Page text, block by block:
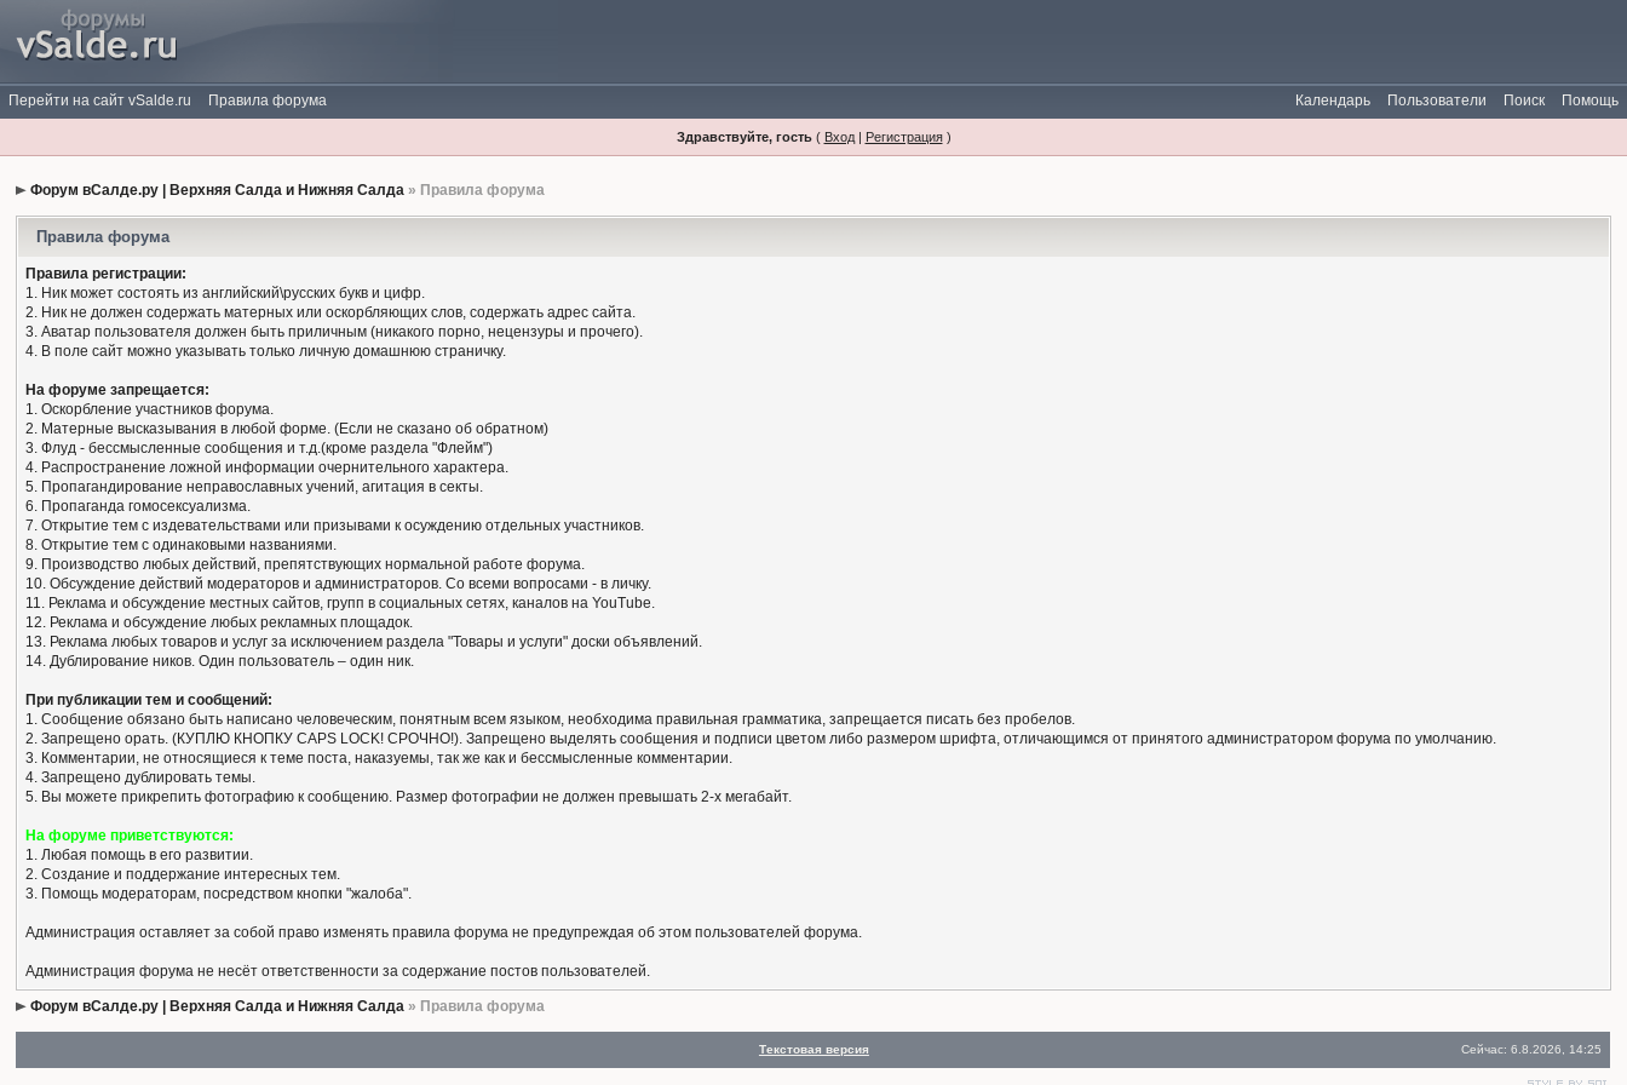
Перейти на сайт vSalde.ru Правила форума Помощь
Поиск
Пользователи
Календарь
Здравствуйте, гость( Вход| Регистрация)
Форум вСалде.ру | Верхняя Салда и Нижняя Салда » Правила форума
Правила форума
Правила регистрации:
1. Ник может состоять из английский\русских букв и цифр.
2. Ник не должен содержать матерных или оскорбляющих слов, содержать адрес сайта.
3. Аватар пользователя должен быть приличным (никакого порно, нецензуры и прочего).
4. В поле сайт можно указывать только личную домашнюю страничку.
На форуме запрещается:
1. Оскорбление участников форума.
2. Матерные высказывания в любой форме. (Если не сказано об обратном)
3. Флуд - бессмысленные сообщения и т.д.(кроме раздела "Флейм")
4. Распространение ложной информации очернительного характера.
5. Пропагандирование неправославных учений, агитация в секты.
6. Пропаганда гомосексуализма.
7. Открытие тем с издевательствами или призывами к осуждению отдельных участников.
8. Открытие тем с одинаковыми названиями.
9. Производство любых действий, препятствующих нормальной работе форума.
10. Обсуждение действий модераторов и администраторов. Со всеми вопросами - в личку.
11. Реклама и обсуждение местных сайтов, групп в социальных сетях, каналов на YouTube.
12. Реклама и обсуждение любых рекламных площадок.
13. Реклама любых товаров и услуг за исключением раздела "Товары и услуги" доски объявлений.
14. Дублирование ников. Один пользователь – один ник.
При публикации тем и сообщений:
1. Сообщение обязано быть написано человеческим, понятным всем языком, необходима правильная грамматика, запрещается писать без пробелов.
2. Запрещено орать. (КУПЛЮ КНОПКУ CAPS LOCK! СРОЧНО!). Запрещено выделять сообщения и подписи цветом либо размером шрифта, отличающимся от принятого администратором форума по умолчанию.
3. Комментарии, не относящиеся к теме поста, наказуемы, так же как и бессмысленные комментарии.
4. Запрещено дублировать темы.
5. Вы можете прикрепить фотографию к сообщению. Размер фотографии не должен превышать 2-х мегабайт.
На форуме приветствуются:
1. Любая помощь в его развитии.
2. Создание и поддержание интересных тем.
3. Помощь модераторам, посредством кнопки "жалоба".
Администрация оставляет за собой право изменять правила форума не предупреждая об этом пользователей форума.
Администрация форума не несёт ответственности за содержание постов пользователей.
Форум вСалде.ру | Верхняя Салда и Нижняя Салда » Правила форума
Текстовая версия Сейчас: 6.8.2026, 14:25